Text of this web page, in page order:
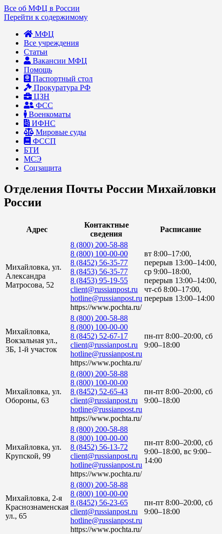
Все об МФЦ в России
Перейти к содержимому
МФЦ
Все учреждения
Статьи
Вакансии МФЦ
Помощь
Паспортный стол
Прокуратура РФ
ЦЗН
ФСС
Военкоматы
ИФНС
Мировые суды
ФССП
БТИ
МСЭ
Соцзащита
Отделения Почты России Михайловки
России
Адрес
Контактные
сведения
Расписание
Михайловка, ул.
Александра
Матросова, 52
8 (800) 200-58-88
8 (800) 100-00-00
8 (8452) 56-35-77
8 (8453) 56-35-77
8 (8453) 95-19-55
client@russianpost.ru
hotline@russianpost.ru
https://www.pochta.ru/
вт 8:00–17:00,
перерыв 13:00–14:00,
ср 9:00–18:00,
перерыв 13:00–14:00,
чт-сб 8:00–17:00,
перерыв 13:00–14:00
Михайловка,
Вокзальная ул.,
3Б, 1-й участок
8 (800) 200-58-88
8 (800) 100-00-00
8 (8452) 52-67-17
client@russianpost.ru
hotline@russianpost.ru
https://www.pochta.ru/
пн-пт 8:00–20:00, сб
9:00–18:00
Михайловка, ул.
Обороны, 63
8 (800) 200-58-88
8 (800) 100-00-00
8 (8452) 52-65-43
client@russianpost.ru
hotline@russianpost.ru
https://www.pochta.ru/
пн-пт 8:00–20:00, сб
9:00–18:00
Михайловка, ул.
Крупской, 99
8 (800) 200-58-88
8 (800) 100-00-00
8 (8452) 56-13-72
client@russianpost.ru
hotline@russianpost.ru
https://www.pochta.ru/
пн-пт 8:00–20:00, сб
9:00–18:00, вс 9:00–
14:00
Михайловка, 2-я
Краснознаменская
ул., 65
8 (800) 200-58-88
8 (800) 100-00-00
8 (8452) 56-23-65
client@russianpost.ru
hotline@russianpost.ru
https://www.pochta.ru/
пн-пт 8:00–20:00, сб
9:00–18:00